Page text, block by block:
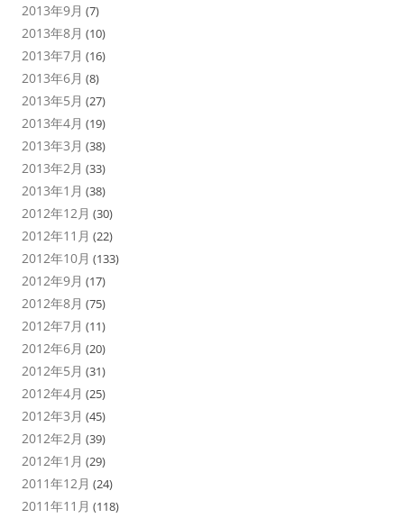
2013年9月 (7)
2013年8月 (10)
2013年7月 (16)
2013年6月 (8)
2013年5月 (27)
2013年4月 (19)
2013年3月 (38)
2013年2月 (33)
2013年1月 (38)
2012年12月 (30)
2012年11月 (22)
2012年10月 (133)
2012年9月 (17)
2012年8月 (75)
2012年7月 (11)
2012年6月 (20)
2012年5月 (31)
2012年4月 (25)
2012年3月 (45)
2012年2月 (39)
2012年1月 (29)
2011年12月 (24)
2011年11月 (118)